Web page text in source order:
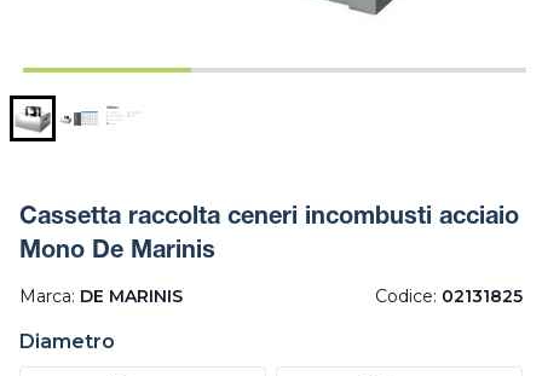
Cassetta raccolta ceneri incombusti acciaio
Mono De Marinis
Marca: DE MARINIS Codice: 02131825
Diametro